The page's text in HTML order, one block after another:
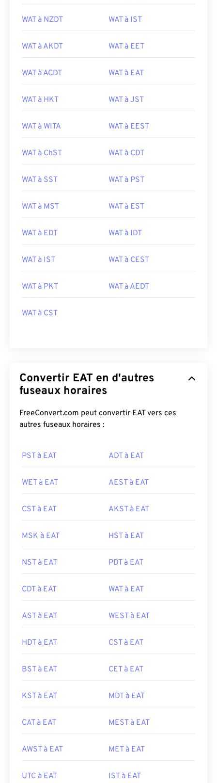
WAT à NZDT WAT à IST
WAT à AKDT WAT à EET
WAT à ACDT WAT à EAT
WAT à HKT WAT à JST
WAT à WITA WAT à EEST
WAT à ChST WAT à CDT
WAT à SST WAT à PST
WAT à MST WAT à EST
WAT à EDT WAT à IDT
WAT à IST WAT à CEST
WAT à PKT WAT à AEDT
WAT à CST
Convertir EAT en d'autres
fuseaux horaires
FreeConvert.com peut convertir EAT vers ces
autres fuseaux horaires :
PST à EAT ADT à EAT
WET à EAT AEST à EAT
CST à EAT AKST à EAT
MSK à EAT HST à EAT
NST à EAT PDT à EAT
CDT à EAT WAT à EAT
AST à EAT WEST à EAT
HDT à EAT CST à EAT
BST à EAT CET à EAT
KST à EAT MDT à EAT
CAT à EAT MEST à EAT
AWST à EAT MET à EAT
UTC à EAT IST à EAT